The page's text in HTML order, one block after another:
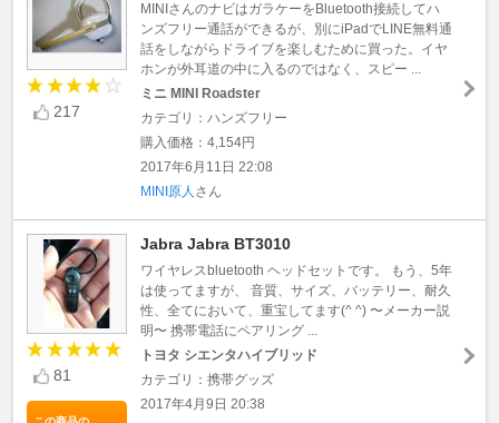
217
MINIさんのナビはガラケーをBluetooth接続してハ
ンズフリー通話ができるが、別にiPadでLINE無料通
話をしながらドライブを楽しむために買った。イヤ
ホンが外耳道の中に入るのではなく、スピー ...
ミニ MINI Roadster
カテゴリ：ハンズフリー
購入価格：4,154円
2017年6月11日 22:08
MINI原人 さん
81
Jabra Jabra BT3010
ワイヤレスbluetooth ヘッドセットです。 もう、5年
は使ってますが、 音質、サイズ、バッテリー、耐久
性、全てにおいて、重宝してます(^ ^) 〜メーカー説
明〜 携帯電話にペアリング ...
トヨタ シエンタハイブリッド
カテゴリ：携帯グッズ
2017年4月9日 20:38